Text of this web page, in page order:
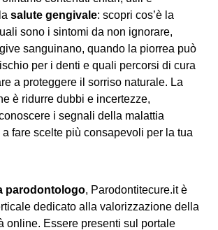
salute gengivale: scopri cos’è la
sono i sintomi da non ignorare,
sanguinano, quando la piorrea può
per i denti e quali percorsi di cura
a proteggere il sorriso naturale. La
è ridurre dubbi e incertezze,
i segnali della malattia
fare scelte più consapevoli per la tua
parodontologo, Parodontitecure.it è
dedicato alla valorizzazione della
online. Essere presenti sul portale